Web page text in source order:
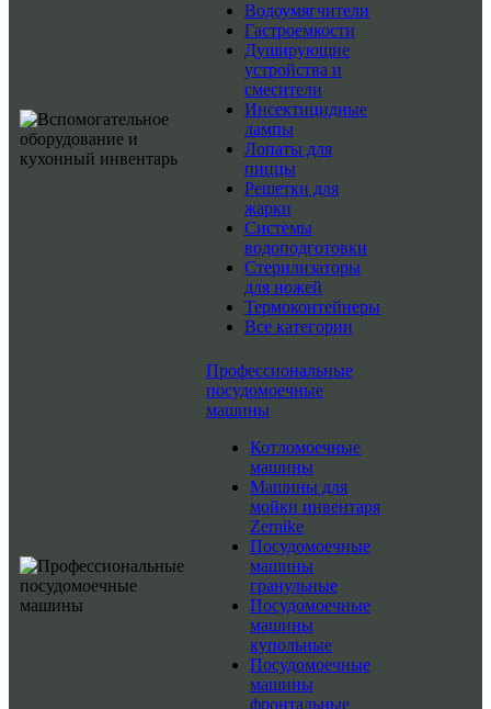
Водоумягчители
Гастроемкости
Душирующие
устройства и
смесители
Инсектицидные
лампы
Лопаты для
пиццы
Решетки для
жарки
Системы
водоподготовки
Стерилизаторы
для ножей
Термоконтейнеры
Все категории
Профессиональные
посудомоечные
машины
Котломоечные
машины
Машины для
мойки инвентаря
Zernike
Посудомоечные
машины
гранульные
Посудомоечные
машины
купольные
Посудомоечные
машины
фронтальные